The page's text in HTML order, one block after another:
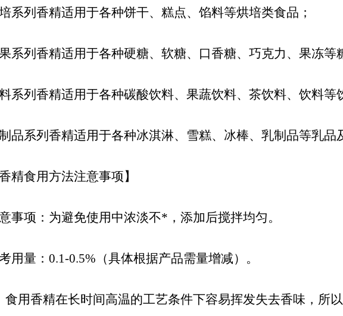
系列香精适用于各种饼干、糕点、馅料等烘培类食品；
系列香精适用于各种硬糖、软糖、口香糖、巧克力、果冻等
系列香精适用于各种碳酸饮料、果蔬饮料、茶饮料、饮料等
品系列香精适用于各种冰淇淋、雪糕、冰棒、乳制品等乳品
香精食用方法注意事项】
事项：为避免使用中浓淡不*，添加后搅拌均匀。
用量：0.1-0.5%（具体根据产品需量增减）。
食用香精在长时间高温的工艺条件下容易挥发失去香味，所